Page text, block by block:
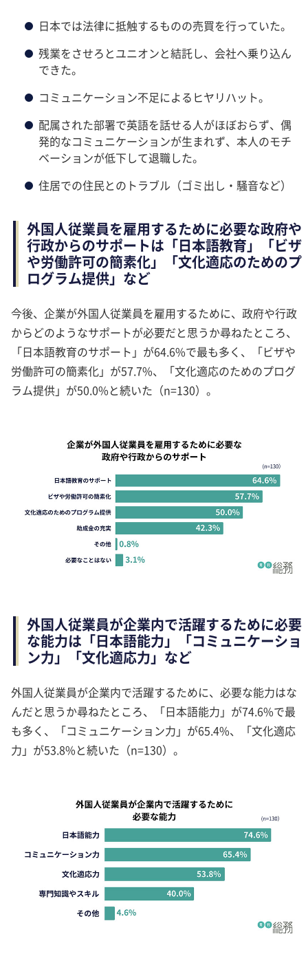
日本では法律に抵触するものの売買を行っていた。
残業をさせろとユニオンと結託し、会社へ乗り込ん
できた。
コミュニケーション不足によるヒヤリハット。
配属された部署で英語を話せる人がほぼおらず、偶
発的なコミュニケーションが生まれず、本人のモチ
ベーションが低下して退職した。
住居での住民とのトラブル（ゴミ出し・騒音など）
外国人従業員を雇用するために必要な政府や
行政からのサポートは「日本語教育」「ビザ
や労働許可の簡素化」「文化適応のためのプ
ログラム提供」など
今後、企業が外国人従業員を雇用するために、政府や行政
からどのようなサポートが必要だと思うか尋ねたところ、
「日本語教育のサポート」が64.6%で最も多く、「ビザや
労働許可の簡素化」が57.7%、「文化適応のためのプログ
ラム提供」が50.0%と続いた（n=130）。
外国人従業員が企業内で活躍するために必要
な能力は「日本語能力」「コミュニケーショ
ン力」「文化適応力」など
外国人従業員が企業内で活躍するために、必要な能力はな
んだと思うか尋ねたところ、「日本語能力」が74.6%で最
も多く、「コミュニケーション力」が65.4%、「文化適応
力」が53.8%と続いた（n=130）。